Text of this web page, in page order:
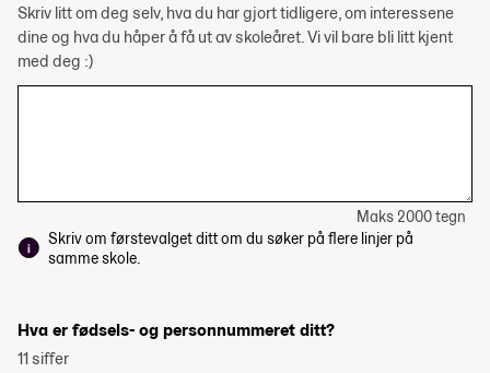
Skriv litt om deg selv, hva du har gjort tidligere, om interessene
dine og hva du håper å få ut av skoleåret. Vi vil bare bli litt kjent
med deg :)
Maks 2000 tegn
Skriv om førstevalget ditt om du søker på flere linjer på
samme skole.
Hva er fødsels- og personnummeret ditt?
11 siffer